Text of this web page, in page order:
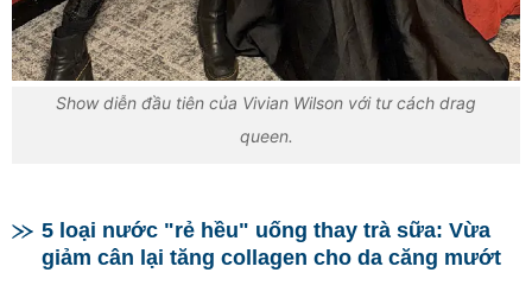
Show diễn đầu tiên của Vivian Wilson với tư cách drag
queen.
5 loại nước "rẻ hều" uống thay trà sữa: Vừa
giảm cân lại tăng collagen cho da căng mướt